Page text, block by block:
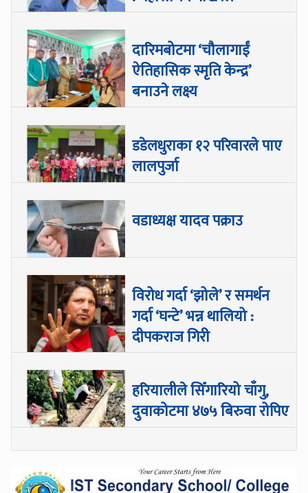
दारिमबोटमा ‘चौलागाईं
ऐतिहासिक स्मृति केन्द्र’
बनाउने लक्ष्य
डडेलधुराका १२ परिवारले पाए
लालपुर्जा
वडाध्यक्ष यादव पक्राउ
विरोध गर्दा ‘झोले’ र समर्थन
गर्दा ‘घन्टे’ भन्न थालियो :
दीपकराज गिरी
हरियालीले सिँगारियो चाँगु,
दुवाकोटमा ४७५ बिरुवा रोपिए